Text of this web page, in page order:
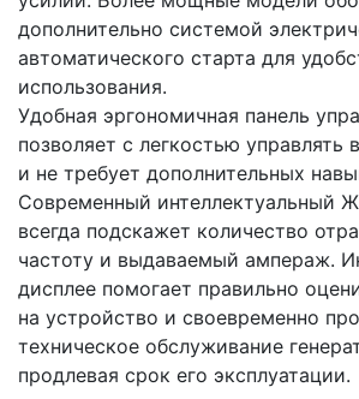
дополнительно системой
автоматического старта для
использования.
Удобная эргономичная панель
позволяет с легкостью управлять
и не требует дополнительных
Современный интеллектуальный
всегда подскажет количество
частоту и выдаваемый ампераж.
дисплее помогает правильно
на устройство и своевременно
техническое обслуживание
продлевая срок его эксплуатации.